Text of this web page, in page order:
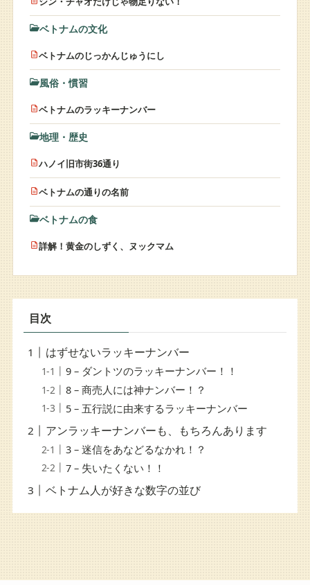
ベトナムの文化
ベトナムのじっかんじゅうにし
風俗・慣習
ベトナムのラッキーナンバー
地理・歴史
ハノイ旧市街36通り
ベトナムの通りの名前
ベトナムの食
詳解！黄金のしずく、ヌックマム
目次
はずせないラッキーナンバー
9 – ダントツのラッキーナンバー！！
8 – 商売人には神ナンバー！？
5 – 五行説に由来するラッキーナンバー
アンラッキーナンバーも、もちろんあります
3 – 迷信をあなどるなかれ！？
7 – 失いたくない！！
ベトナム人が好きな数字の並び